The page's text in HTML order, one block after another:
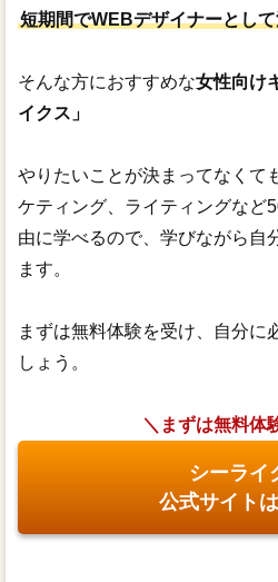
短期間でWEBデザイナーとし
そんな方におすすめな女性向け
イクス」
やりたいことが決まってなくて
ケティング、ライティングなど
由に学べるので、学びながら自
ます。
まずは無料体験を受け、自分に
しょう。
＼まずは無料体
シーライ
公式サイト